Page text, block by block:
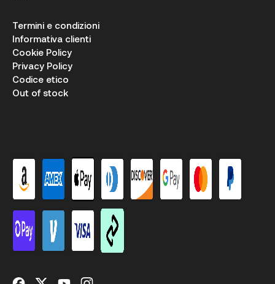
Termini e condizioni
Informativa clienti
Cookie Policy
Privacy Policy
Codice etico
Out of stock